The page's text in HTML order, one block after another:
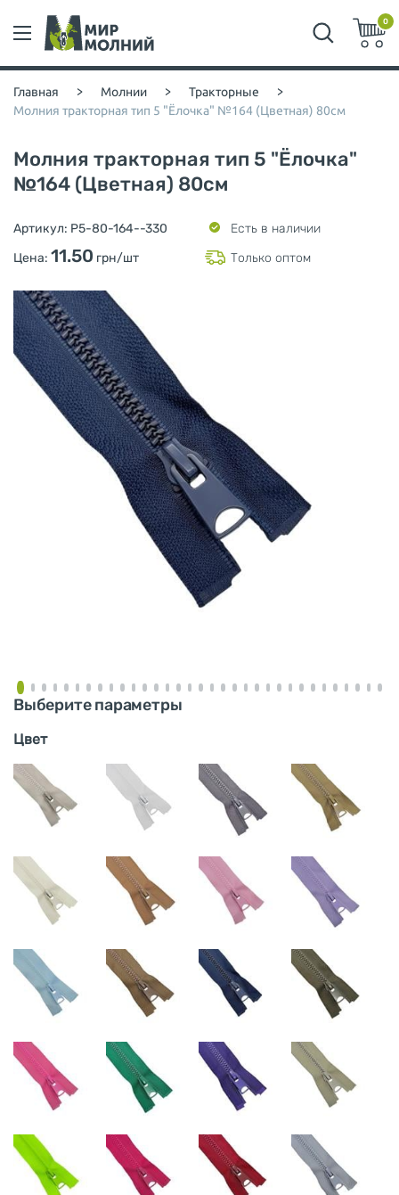
0
Главная > Молнии > Тракторные >
Молния тракторная тип 5 "Ёлочка" №164 (Цветная) 80см
Молния тракторная тип 5 "Ёлочка"
№164 (Цветная) 80см
Артикул: P5-80-164--330
Есть в наличии
Цена: 11.50 грн/шт Только оптом
Выберите параметры
Цвет